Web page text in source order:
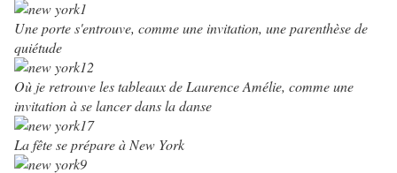
Une porte s'entrouve, comme une invitation, une parenthèse de
quiétude
Où je retrouve les tableaux de Laurence Amélie, comme une
invitation à se lancer dans la danse
La fête se prépare à New York